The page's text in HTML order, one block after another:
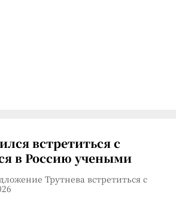
встретиться с
в Россию учеными
Трутнева встретиться с